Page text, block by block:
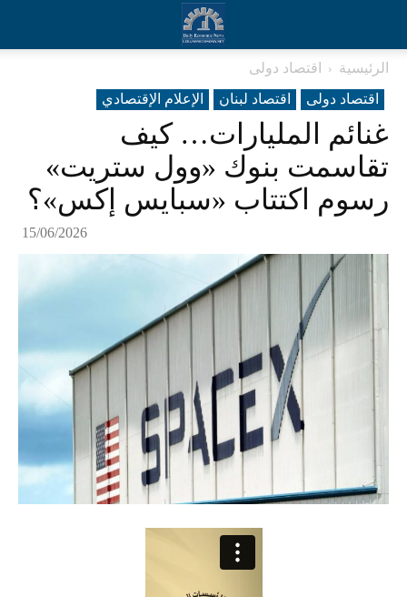
الرئيسية
اقتصاد دولی
اقتصاد دولی
اقتصاد لبنان الإعلام الإقتصادي
غنائم المليارات… كيف
تقاسمت بنوك «وول ستريت»
رسوم اكتتاب «سبايس إكس»؟
15/06/2026